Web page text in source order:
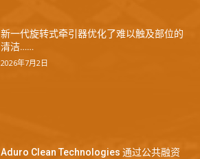
新一代旋转式牵引器优化了难以触及部位的
清洁……
2026年7月2日
Aduro Clean Technologies 通过公共融资